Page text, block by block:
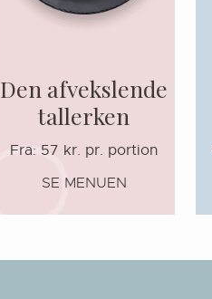
Den afvekslende
tallerken
Fra: 57 kr. pr. portion
SE MENUEN